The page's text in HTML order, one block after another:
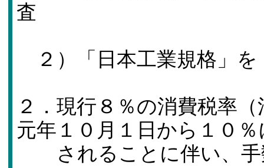
査
２）「日本工業規格」を
２．現行８％の消費税率
元年１０月１日から１０％
されることに伴い、手